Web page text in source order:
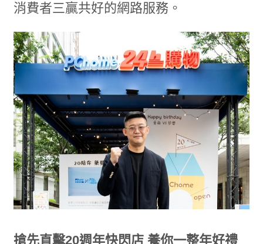
消費者三贏共好的網路服務。
搶先直擊20週年快閃店 養你一整年好禮